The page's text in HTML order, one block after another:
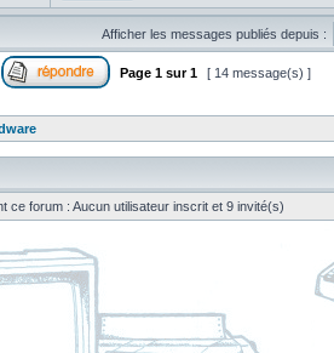
Afficher les messages publiés depuis :
Page 1 sur1 [ 14 message(s) ]
ce forum : Aucun utilisateur inscrit et 9 invité(s)